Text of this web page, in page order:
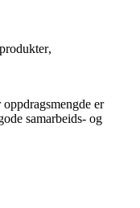
,
er
samarbeids- og